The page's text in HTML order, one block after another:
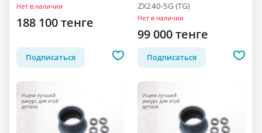
Нет в наличии
188 100 тенге
Подписаться
ZX240-5G (TG)
Нет в наличии
99 000 тенге
Подписаться